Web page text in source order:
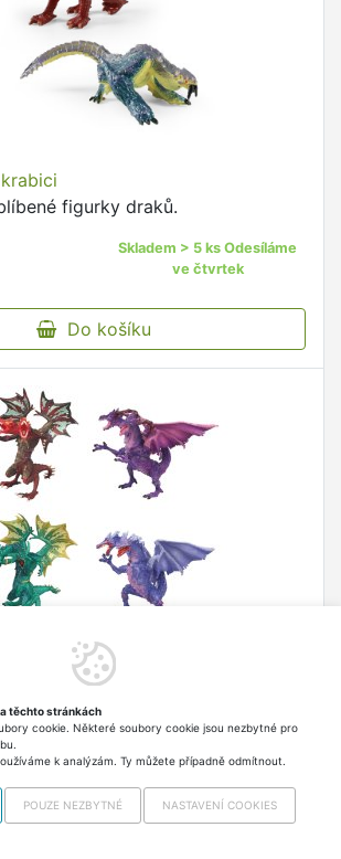
figurky draků.
Skladem > 5 ks Odesíláme
ve čtvrtek
Do košíku
10 cm. 4 varianty.
Skladem > 5 ks Odesíláme
Do košíku
těchto stránkách
cookie. Některé soubory cookie jsou nezbytné pro
k analýzám. Ty můžete případně odmítnout.
POUZE NEZBYTNÉ NASTAVENÍ COOKIES